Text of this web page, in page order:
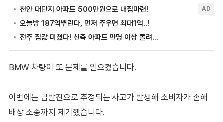
BMW 차량이 또 문제를 일으켰습니다.
이번에는 급발진으로 추정되는 사고가 발생해 소비자가 손해
배상 소송까지 제기했습니다.